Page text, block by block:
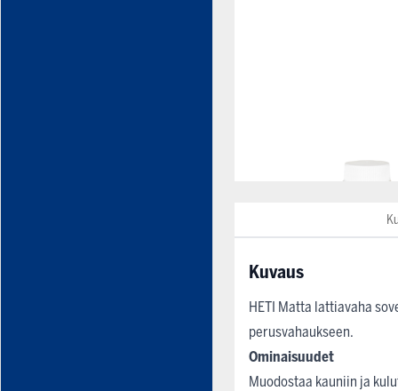
Kuvaus
HETI Matta lattiavaha
perusvahaukseen.
Ominaisuudet
Muodostaa kauniin ja